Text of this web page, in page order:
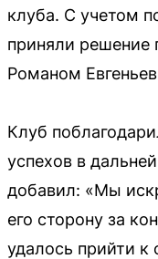
клуба. С учетом
приняли решение
Романом
Клуб
успехов в
добавил: «Мы
его сторону за
удалось прийти